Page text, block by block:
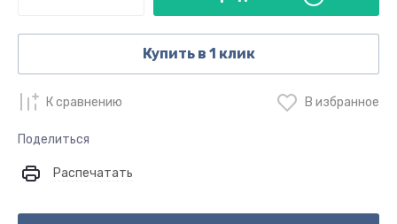
Купить в 1 клик
К сравнению В избранное
Поделиться
Распечатать